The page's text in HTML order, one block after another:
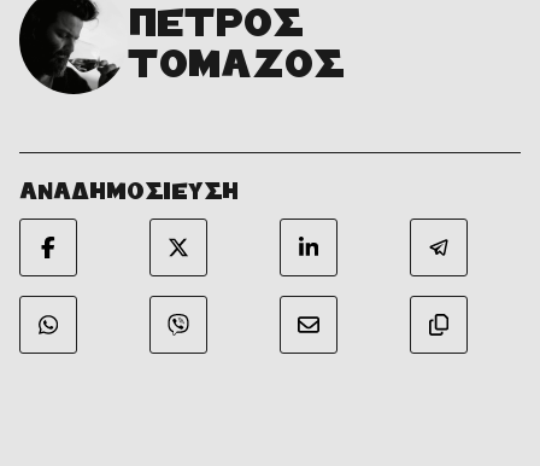
ΠΕΤΡΟΣ
ΤΟΜΑΖΟΣ
ΑΝΑΔΗΜΟΣΙΕΥΣΗ